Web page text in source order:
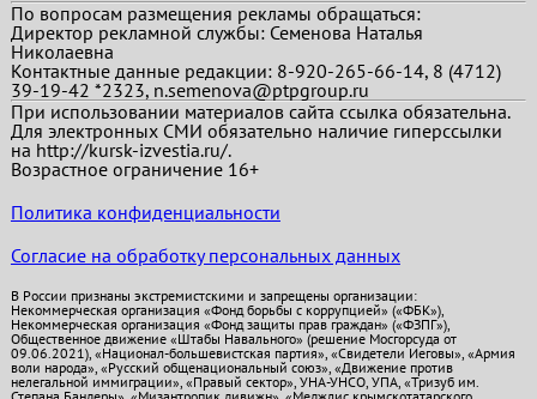
По вопросам размещения рекламы обращаться:
Директор рекламной службы: Семенова Наталья
Николаевна
Контактные данные редакции: 8-920-265-66-14, 8 (4712)
39-19-42 *2323, n.semenova@ptpgroup.ru
При использовании материалов сайта ссылка обязательна.
Для электронных СМИ обязательно наличие гиперссылки
на http://kursk-izvestia.ru/.
Возрастное ограничение 16+
Политика конфиденциальности
Согласие на обработку персональных данных
В России признаны экстремистскими и запрещены организации:
Некоммерческая организация «Фонд борьбы с коррупцией» («ФБК»),
Некоммерческая организация «Фонд защиты прав граждан» («ФЗПГ»),
Общественное движение «Штабы Навального» (решение Мосгорсуда от
09.06.2021), «Национал-большевистская партия», «Свидетели Иеговы», «Армия
воли народа», «Русский общенациональный союз», «Движение против
нелегальной иммиграции», «Правый сектор», УНА-УНСО, УПА, «Тризуб им.